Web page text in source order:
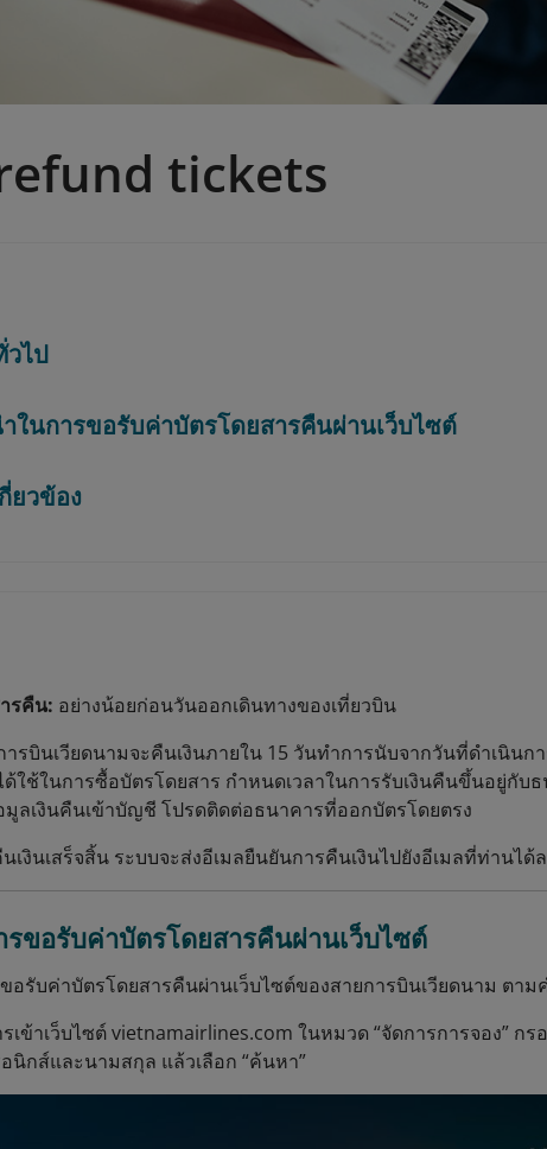
tickets
วไป
ในการขอรับค่าบัตรโดยสารคืนผ่านเว็บไซต์
ยวข้อง
รคืน: อย่างน้อยก่อนวันออกเดินทางของเที่ยวบิน
ารบินเวียดนามจะคืนเงินภายใน 15 วันทำการนับจากวันที่ดำเนิน
ใช้ในการซื้อบัตรโดยสาร กำหนดเวลาในการรับเงินคืนขึ้นอยู่กับ
ลเงินคืนเข้าบัญชี โปรดติดต่อธนาคารที่ออกบัตรโดยตรง
เงินเสร็จสิ้น ระบบจะส่งอีเมลยืนยันการคืนเงินไปยังอีเมลที่ท่านได้
ขอรับค่าบัตรโดยสารคืนผ่านเว็บไซต์
อรับค่าบัตรโดยสารคืนผ่านเว็บไซต์ของสายการบินเวียดนาม ตา
เข้าเว็บไซต์ vietnamairlines.com ในหมวด “จัดการการจอง” ก
นิกส์และนามสกุล แล้วเลือก “ค้นหา”